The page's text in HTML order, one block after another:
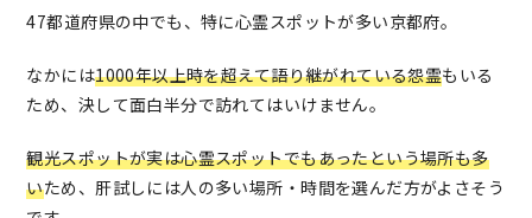
47都道府県の中でも、特に心霊スポットが多い京都府。
なかには1000年以上時を超えて語り継がれている怨霊もいる
ため、決して面白半分で訪れてはいけません。
観光スポットが実は心霊スポットでもあったという場所も多
いため、肝試しには人の多い場所・時間を選んだ方がよさそう